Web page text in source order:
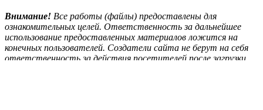
Внимание! Все работы (файлы) предоставлены для
ознакомительных целей. Ответственность за дальнейшее
использование предоставленных материалов ложится на
конечных пользователей. Создатели сайта не берут на себя
ответственность за действия посетителей после загрузки